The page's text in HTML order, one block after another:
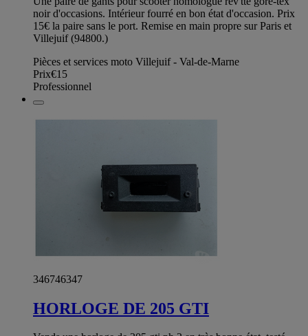
noir d'occasions. Intérieur fourré en bon état d'occasion. Prix
15€ la paire sans le port. Remise en main propre sur Paris et
Villejuif (94800.)
Pièces et services moto Villejuif - Val-de-Marne
Prix€15
Professionnel
346746347
HORLOGE DE 205 GTI